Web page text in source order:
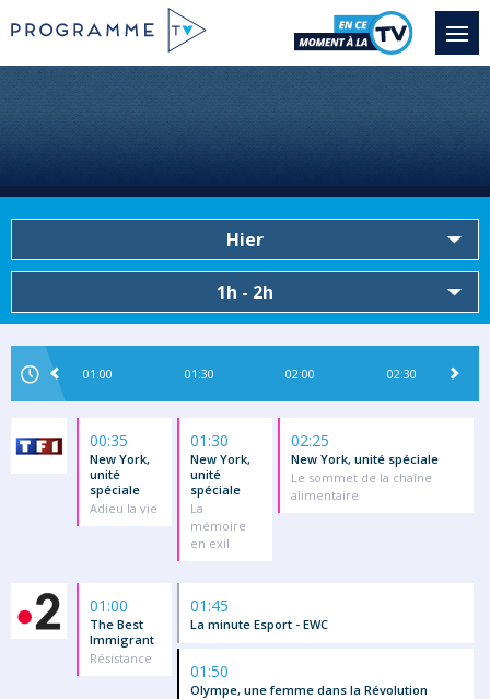
Hier
1h - 2h
01:00 01:30 02:00 02:30
00:35
New York,
unité
spéciale
Adieu la vie
01:30
New York,
unité
spéciale
La
mémoire
en exil
02:25
New York, unité spéciale
Le sommet de la chaîne
alimentaire
01:00
The Best
Immigrant
Résistance
01:45
La minute Esport - EWC
01:50
Olympe, une femme dans la Révolution